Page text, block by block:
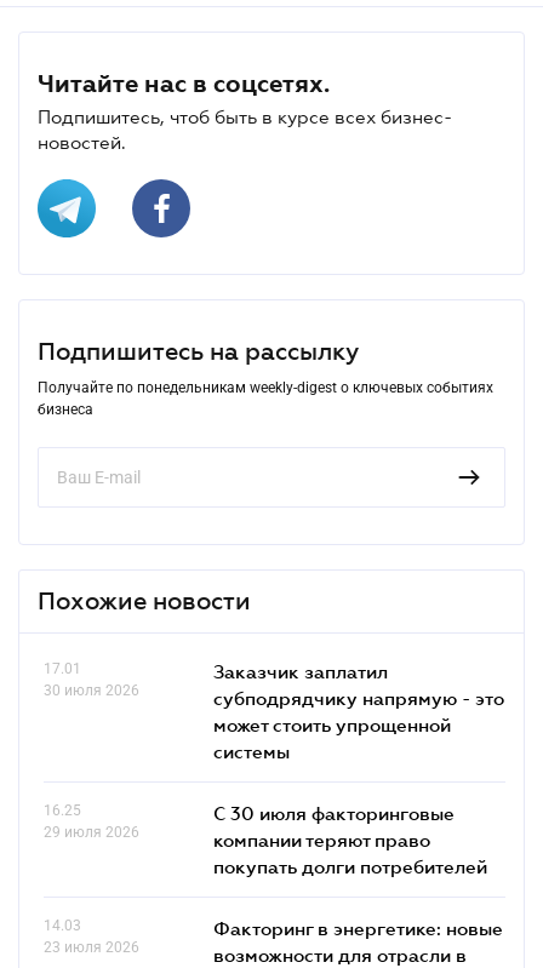
Читайте нас в соцсетях.
Подпишитесь, чтоб быть в курсе всех бизнес-
новостей.
Подпишитесь на рассылку
Получайте по понедельникам weekly-digest о ключевых событиях
бизнеса
Похожие новости
17.01
30 июля 2026
Заказчик заплатил
субподрядчику напрямую - это
может стоить упрощенной
системы
16.25
29 июля 2026
С 30 июля факторинговые
компании теряют право
покупать долги потребителей
14.03
23 июля 2026
Факторинг в энергетике: новые
возможности для отрасли в